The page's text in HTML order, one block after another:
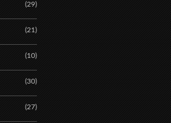
(29)
(21)
(10)
(30)
(27)